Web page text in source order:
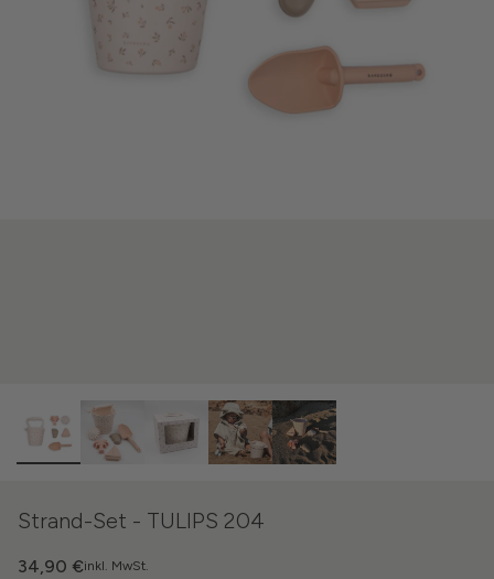
Strand-Set - TULIPS 204
inkl. MwSt.
34,90 €